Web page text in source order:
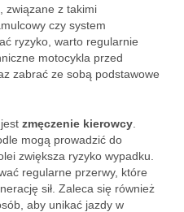
związane z takimi
czy system
ryzyko, warto regularnie
motocykla przed
zabrać ze sobą podstawowe
zmęczenie kierowcy
mogą prowadzić do
zwiększa ryzyko wypadku.
regularne przerwy, które
sił. Zaleca się również
aby unikać jazdy w